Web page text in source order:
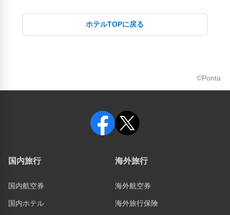
ホテルTOPに戻る
©Ponta
国内旅行
国内航空券
国内ホテル
海外旅行
海外航空券
海外旅行保険